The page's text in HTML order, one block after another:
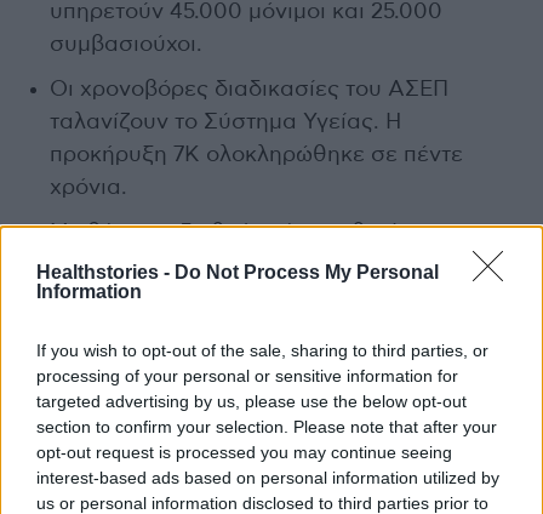
Healthstories - Do Not Process My Personal
Information
If you wish to opt-out of the sale, sharing to third parties, or
processing of your personal or sensitive information for
targeted advertising by us, please use the below opt-out
section to confirm your selection. Please note that after your
opt-out request is processed you may continue seeing
interest-based ads based on personal information utilized by
us or personal information disclosed to third parties prior to
υπηρετούν 45.000 μόνιμοι και 25.000
συμβασιούχοι.
Οι χρονοβόρες διαδικασίες του ΑΣΕΠ
ταλανίζουν το Σύστημα Υγείας. Η
προκήρυξη 7Κ ολοκληρώθηκε σε πέντε
χρόνια.
Με βάση τα διεθνή στάνταρ θα έπρεπε να
λειτουργούν 3.500 Κλίνες ΜΕΘ στη χώρα
μας. Από 450 που υπήρχαν πριν την
της πανδημίας. Τώρα μία-μία κλείνει λόγω
ελλείψεων Εντατικολόγων και κυρίως
Νοσηλευτικού Προσωπικού με αποτέλεσμα
να λειτουργούν μόνο 850. Μείζων
πρόβλημα η έλλειψη Κλινών ΜΕΘ Παίδων